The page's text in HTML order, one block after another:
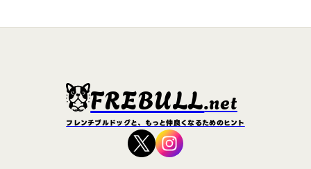
FREBULL.net
フレンチブルドッグと、もっと仲良くなるためのヒント